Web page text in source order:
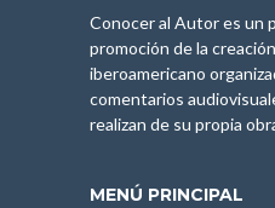
Conocer al Autor es un
promoción de la
iberoamericano
comentarios
realizan de su propia
MENÚ PRINCIPAL